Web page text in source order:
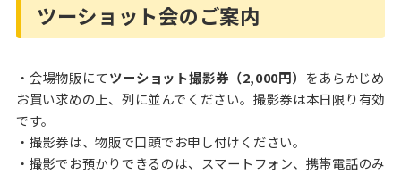
ツーショット会のご案内
・会場物販にてツーショット撮影券（2,000円） をあらかじめ
お買い求めの上、列に並んでください。撮影券は本日限り有効
です。
・撮影券は、物販で口頭でお申し付けください。
・撮影でお預かりできるのは、スマートフォン、携帯電話のみ